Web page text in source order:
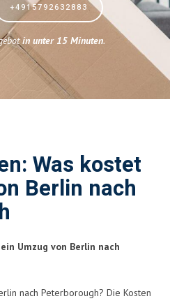
+4915792632883
in unter 15 Minuten.
Was kostet
Berlin nach
Umzug von Berlin nach
nach Peterborough? Die Kosten